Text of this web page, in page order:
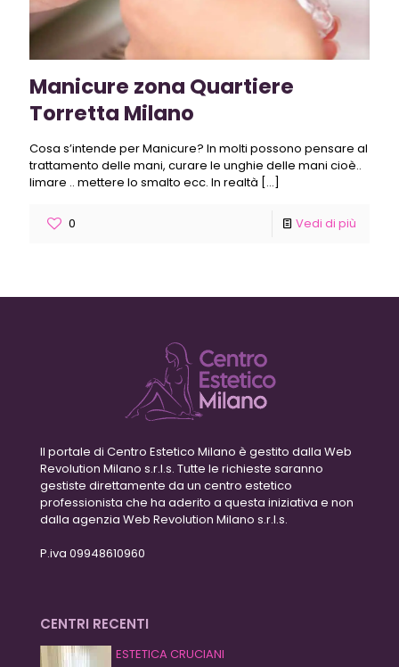
Manicure zona Quartiere
Torretta Milano
Cosa s’intende per Manicure? In molti possono pensare al
trattamento delle mani, curare le unghie delle mani cioè..
limare .. mettere lo smalto ecc. In realtà […]
0 Vedi di più
Il portale di Centro Estetico Milano è gestito dalla Web
Revolution Milano s.r.l.s. Tutte le richieste saranno
gestiste direttamente da un centro estetico
professionista che ha aderito a questa iniziativa e non
dalla agenzia Web Revolution Milano s.r.l.s.
P.iva 09948610960
CENTRI RECENTI
ESTETICA CRUCIANI